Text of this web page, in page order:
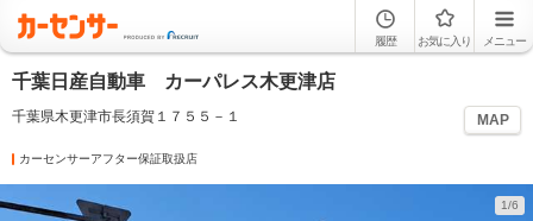
履歴 お気に入り メニュー
千葉日産自動車 カーパレス木更津店
千葉県木更津市長須賀１７５５－１ MAP
カーセンサーアフター保証取扱店
1/6